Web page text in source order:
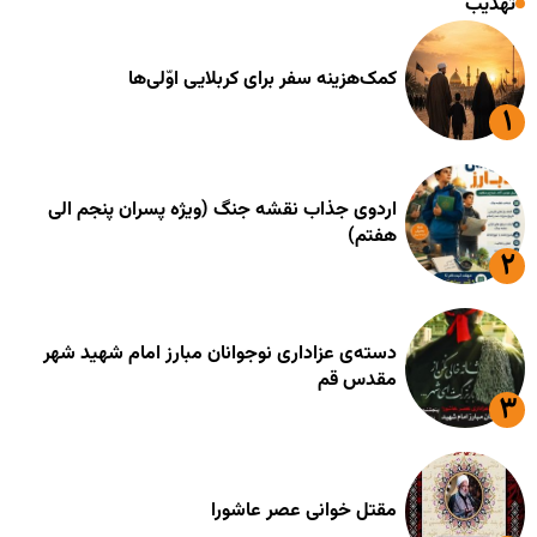
کمک‌هزینه سفر برای کربلایی اوّلی‌ها
اردوی جذاب نقشه جنگ (ویژه پسران پنجم الی
هفتم)
دسته‌ی عزاداری نوجوانان مبارز امام شهید شهر
مقدس قم
مقتل خوانی عصر عاشورا